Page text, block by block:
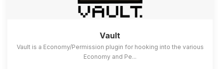
Vault
Vault is a Economy/Permission plugin for hooking into the various
Economy and Pe...